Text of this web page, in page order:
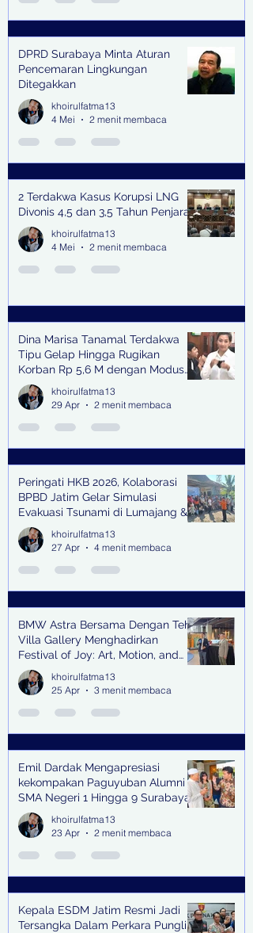
DPRD Surabaya Minta Aturan
Pencemaran Lingkungan
Ditegakkan
khoirulfatma13
4 Mei
2 menit membaca
2 Terdakwa Kasus Korupsi LNG
Divonis 4,5 dan 3,5 Tahun Penjara
khoirulfatma13
4 Mei
2 menit membaca
Dina Marisa Tanamal Terdakwa
Tipu Gelap Hingga Rugikan
Korban Rp 5,6 M dengan Modus
Kerja Sama Impor Bodong
khoirulfatma13
29 Apr
2 menit membaca
Peringati HKB 2026, Kolaborasi
BPBD Jatim Gelar Simulasi
Evakuasi Tsunami di Lumajang &
Trenggalek
khoirulfatma13
27 Apr
4 menit membaca
BMW Astra Bersama Dengan Teh
Villa Gallery Menghadirkan
Festival of Joy: Art, Motion, and
Scent
khoirulfatma13
25 Apr
3 menit membaca
Emil Dardak Mengapresiasi
kekompakan Paguyuban Alumni
SMA Negeri 1 Hingga 9 Surabaya
(Pasmanbaya) dalam Kegiatan
Halal Bihalal
khoirulfatma13
23 Apr
2 menit membaca
Kepala ESDM Jatim Resmi Jadi
Tersangka Dalam Perkara Pungli